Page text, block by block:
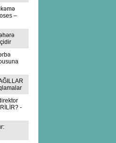
–
-